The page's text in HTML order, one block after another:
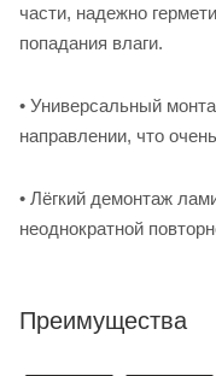
части, надежно
попадания влаги.
• Универсальный
направлении, что
• Лёгкий демонтаж
неоднократной
Преимущества